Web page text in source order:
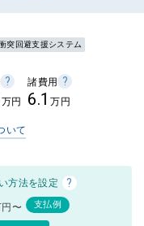
突回避支援システム
?
万円
諸費用 ?
6.1 万円
いて
方法を設定 ?
円〜 支払例